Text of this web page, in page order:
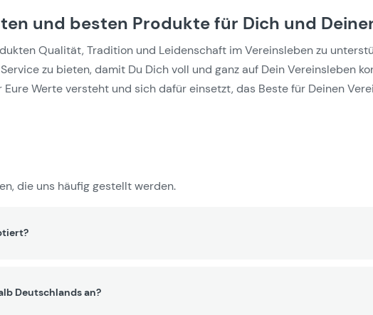
und besten Produkte für Dich und
Qualität, Tradition und Leidenschaft im Vereinsleben zu
zu bieten, damit Du Dich voll und ganz auf Dein Vereinsleben
Werte versteht und sich dafür einsetzt, das Beste für Deinen
die uns häufig gestellt werden.
Deutschlands an?